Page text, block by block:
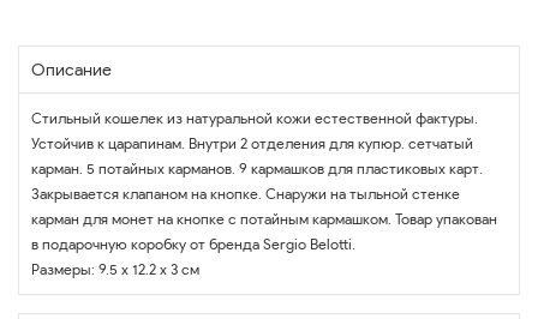
Описание
Стильный кошелек из натуральной кожи естественной фактуры.
Устойчив к царапинам. Внутри 2 отделения для купюр. сетчатый
карман. 5 потайных карманов. 9 кармашков для пластиковых карт.
Закрывается клапаном на кнопке. Снаружи на тыльной стенке
карман для монет на кнопке с потайным кармашком. Товар упакован
в подарочную коробку от бренда Sergio Belotti.
Размеры: 9.5 х 12.2 х 3 см